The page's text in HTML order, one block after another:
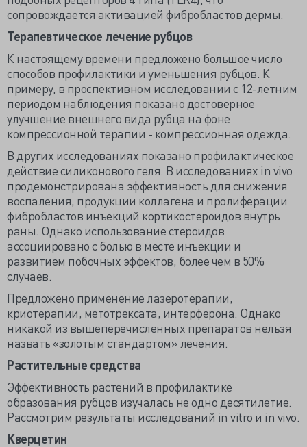
сопровождается активацией фибробластов дермы.
Терапевтическое лечение рубцов
К настоящему времени предложено большое число
способов профилактики и уменьшения рубцов. К
примеру, в проспективном исследовании с 12-летним
периодом наблюдения показано достоверное
улучшение внешнего вида рубца на фоне
компрессионной терапии - компрессионная одежда.
В других исследованиях показано профилактическое
действие силиконового геля. В исследованиях in vivo
продемонстрирована эффективность для снижения
воспаления, продукции коллагена и пролиферации
фибробластов инъекций кортикостероидов внутрь
раны. Однако использование стероидов
ассоциировано с болью в месте инъекции и
развитием побочных эффектов, более чем в 50%
случаев.
Предложено применение лазеротерапии,
криотерапии, метотрексата, интерферона. Однако
никакой из вышеперечисленных препаратов нельзя
назвать «золотым стандартом» лечения.
Растительные средства
Эффективность растений в профилактике
образования рубцов изучалась не одно десятилетие.
Рассмотрим результаты исследований in vitro и in vivo.
Кверцетин